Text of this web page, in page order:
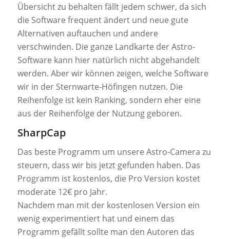
Übersicht zu behalten fällt jedem schwer, da sich
die Software frequent ändert und neue gute
Alternativen auftauchen und andere
verschwinden. Die ganze Landkarte der Astro-
Software kann hier natürlich nicht abgehandelt
werden. Aber wir können zeigen, welche Software
wir in der Sternwarte-Höfingen nutzen. Die
Reihenfolge ist kein Ranking, sondern eher eine
aus der Reihenfolge der Nutzung geboren.
SharpCap
Das beste Programm um unsere Astro-Camera zu
steuern, dass wir bis jetzt gefunden haben. Das
Programm ist kostenlos, die Pro Version kostet
moderate 12€ pro Jahr.
Nachdem man mit der kostenlosen Version ein
wenig experimentiert hat und einem das
Programm gefällt sollte man den Autoren das